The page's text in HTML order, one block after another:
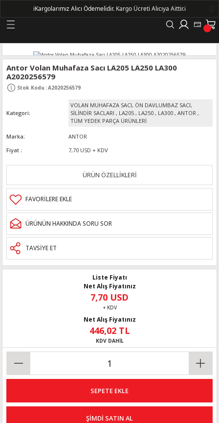
Geri Dön
KASNAKLI ALTERNATÖRLER - 1500
Antor Volan Muhafaza Sacı LA205 LA250 LA300
A2020256579
Stok Kodu :A2020256579
Kategori
VOLAN MUHAFAZA SACI, ÖN DAVLUMBAZ SACI,
SİLİNDİR SACLARI , LA205 , LA250 , LA300 , ANTOR ,
TÜM YEDEK PARÇA ÜRÜNLERİ
Marka
ANTOR
Fiyat
7,70 USD + KDV
ÜRÜN ÖZELLİKLERİ
ÜRÜNÜN HAKKINDA SORU SOR
TAVSİYE ET
Liste Fiyatı
Net Alış Fiyatınız
7,70 USD
+ KDV
Net Alış Fiyatınız
446,02 TL
KDV DAHİL
SEPETE EKLE
ŞİMDİ SATIN AL
ℹ️Kargolarımız Alıcı Ödemelidir. Kargo Ücreti Alıcıya Aittir.ℹ️